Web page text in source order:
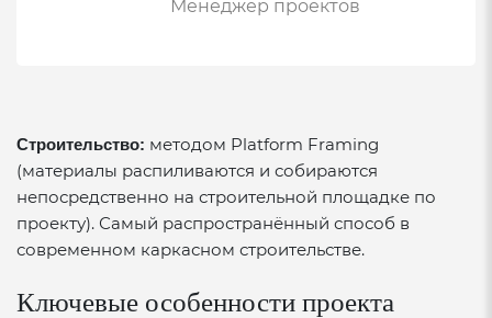
Менеджер проектов
Строительство: методом Platform Framing
(материалы распиливаются и собираются
непосредственно на строительной площадке по
проекту). Самый распространённый способ в
современном каркасном строительстве.
Ключевые особенности проекта